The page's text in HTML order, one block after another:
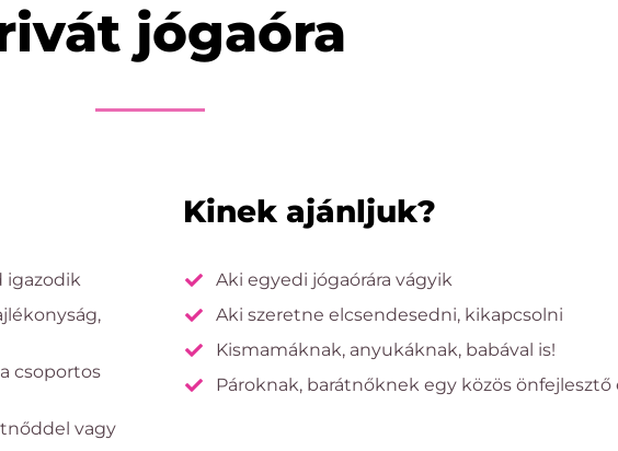
jógaóra
igazodik
csoportos
vagy
Kinek ajánljuk?
Aki egyedi jógaórára vágyik
Aki szeretne elcsendesedni, kikapcsolni
Kismamáknak, anyukáknak, babával is!
Pároknak, barátnőknek egy közös